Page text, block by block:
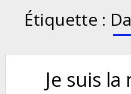
Étiquette :
Je suis